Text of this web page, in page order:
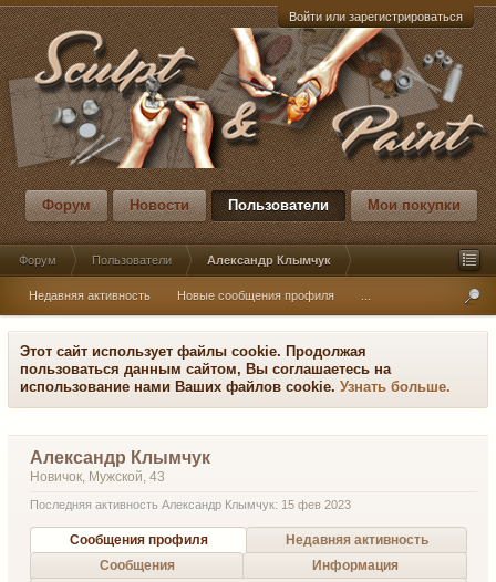
Войти или зарегистрироваться
Форум Новости Пользователи Мои покупки
Форум Пользователи Александр Клымчук
Недавняя активность Новые сообщения профиля
Этот сайт использует файлы cookie. Продолжая
пользоваться данным сайтом, Вы соглашаетесь на
использование нами Ваших файлов cookie. Узнать больше.
Александр Клымчук
Новичок, Мужской, 43
Последняя активность Александр Клымчук: 15 фев 2023
Сообщения профиля
Недавняя активность
Сообщения
Информация